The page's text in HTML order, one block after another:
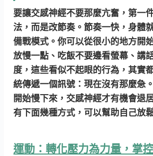
要讓交感神經不要那麼亢奮，第一
法，而是改節奏。節奏一快，身體
備戰模式。你可以從很小的地方開
放慢一點、吃飯不要邊看螢幕、講
度，這些看似不起眼的行為，其實
統傳遞一個訊號：現在沒有那麼急
開始慢下來，交感神經才有機會退
有下面幾種方式，可以幫助自己放
運動：轉化壓力為力量，掌